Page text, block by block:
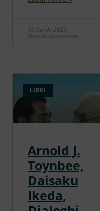
30 Aprile 2025
Nessun commento
LIBRI
Arnold J.
Toynbee,
Daisaku
Ikeda,